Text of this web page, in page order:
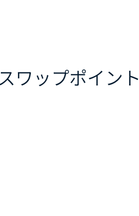
スワップポイント